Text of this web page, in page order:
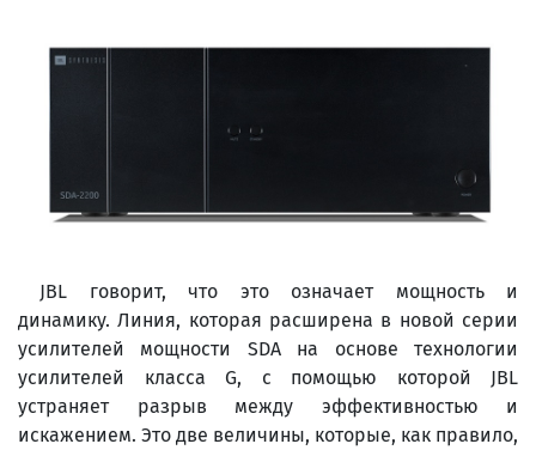
JBL говорит, что это означает мощность и
динамику. Линия, которая расширена в новой серии
усилителей мощности SDA на основе технологии
усилителей класса G, с помощью которой JBL
устраняет разрыв между эффективностью и
искажением. Это две величины, которые, как правило,